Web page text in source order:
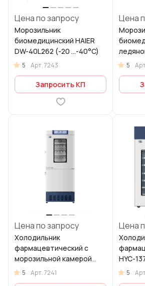
Цена по запросу
Морозильник
биомедицинский HAIER
DW-40L262 (-20 ...-40°C)
5 Арт.7243
Запросить КП
Цена
5
Цена по запросу
Холодильник
фармацевтический с
морозильной камерой
Haier HYCD-282A (+2…
+8°С / -10 … -40°С)
5 Арт.7241
Цена
HYC-
5